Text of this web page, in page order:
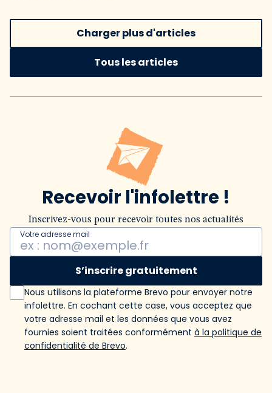
Charger plus d'articles
Tous les articles
Recevoir l'infolettre !
Inscrivez-vous pour recevoir toutes nos actualités
Votre adresse mail
S’inscrire gratuitement
Nous utilisons la plateforme Brevo pour envoyer notre
infolettre. En cochant cette case, vous acceptez que
votre adresse mail et les données que vous avez
fournies soient traitées conformément à la politique de
confidentialité de Brevo.